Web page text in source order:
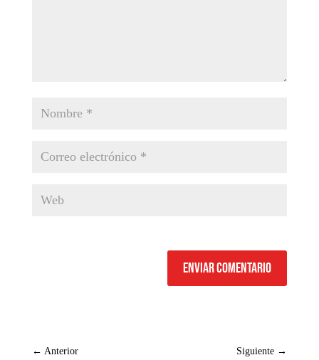
Enviar comentario
← Anterior Siguiente →